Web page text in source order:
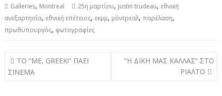
Galleries, Montreal 25η μαρτίου, justin trudeau, εθνική
ανεξαρτησία, εθνική επέτειος, εκμμ, μόντρεαλ,παρέλαση,
πρωθυπουργός, φωτογραφίες
Post
navigation
TO “ME, GREEK!” ΠΑΕΙ
ΣΙΝΕΜΑ
“Η ΔΙΚΗ ΜΑΣ ΚΑΛΛΑΣ” ΣΤΟ
ΡΙΑΛΤΟ